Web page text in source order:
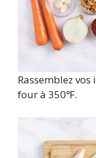
Rassemblez
four à 350℉.